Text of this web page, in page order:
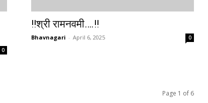
0
!!श्री रामनवमी….!!
Bhavnagari - April 6, 2025 0
Page 1 of 6